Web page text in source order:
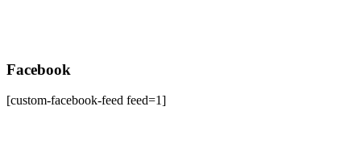
Facebook
[custom-facebook-feed feed=1]